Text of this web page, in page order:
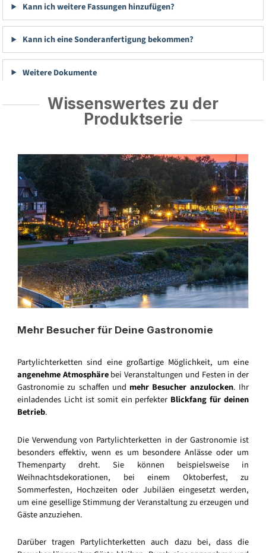
Kann ich weitere Fassungen hinzufügen?
Kann ich eine Sonderanfertigung bekommen?
Weitere Dokumente
Wissenswertes zu der
Produktserie
Mehr Besucher für Deine Gastronomie
Partylichterketten sind eine großartige Möglichkeit, um eine
angenehme Atmosphärebei Veranstaltungen und Festen in der
Gastronomie zu schaffen und mehr Besucher anzulocken. Ihr
einladendes Licht ist somit ein perfekter Blickfang für deinen
Betrieb.
Die Verwendung von Partylichterketten in der Gastronomie ist
besonders effektiv, wenn es um besondere Anlässe oder um
Themenparty dreht. Sie können beispielsweise in
Weihnachtsdekorationen, bei einem Oktoberfest, zu
Sommerfesten, Hochzeiten oder Jubiläen eingesetzt werden,
um eine gesellige Stimmung der Veranstaltung zu erzeugen und
Gäste anzuziehen.
Darüber tragen Partylichterketten auch dazu bei, dass die